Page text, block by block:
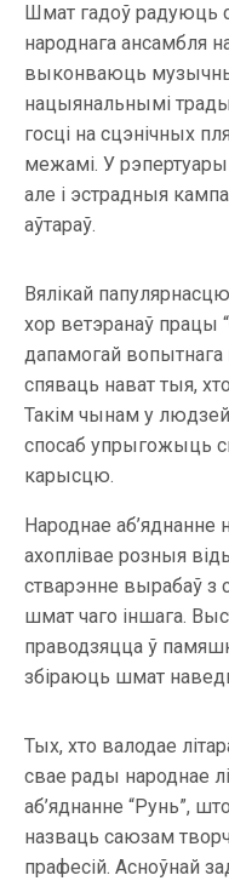
Шмат гадоў радуюць
народнага ансамбля
выконваюць
нацыянальнымі
госці на сцэнічных
межамі. У
але і эстрадныя
аўтараў.
Вялікай
хор ветэранаў працы
дапамогай вопытнага
спяваць нават тыя,
Такім чынам у
спосаб упрыгожыць
карысцю.
Народнае аб’яднанне
ахоплівае розныя
стварэнне вырабаў з
шмат чаго іншага.
праводзяцца ў
збіраюць шмат
Тых, хто валодае
свае рады народнае
аб’яднанне “Рунь”,
назваць саюзам
прафесій. Асноўнай